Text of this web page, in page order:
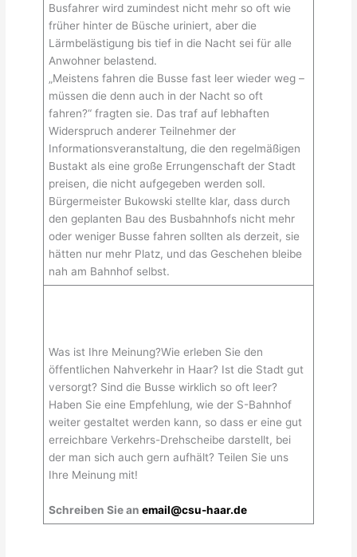
Busfahrer wird zumindest nicht mehr so oft wie
früher hinter de Büsche uriniert, aber die
Lärmbelästigung bis tief in die Nacht sei für alle
Anwohner belastend.
„Meistens fahren die Busse fast leer wieder weg –
müssen die denn auch in der Nacht so oft
fahren?“ fragten sie. Das traf auf lebhaften
Widerspruch anderer Teilnehmer der
Informationsveranstaltung, die den regelmäßigen
Bustakt als eine große Errungenschaft der Stadt
preisen, die nicht aufgegeben werden soll.
Bürgermeister Bukowski stellte klar, dass durch
den geplanten Bau des Busbahnhofs nicht mehr
oder weniger Busse fahren sollten als derzeit, sie
hätten nur mehr Platz, und das Geschehen bleibe
nah am Bahnhof selbst.
Was ist Ihre Meinung?Wie erleben Sie den
öffentlichen Nahverkehr in Haar? Ist die Stadt gut
versorgt? Sind die Busse wirklich so oft leer?
Haben Sie eine Empfehlung, wie der S-Bahnhof
weiter gestaltet werden kann, so dass er eine gut
erreichbare Verkehrs-Drehscheibe darstellt, bei
der man sich auch gern aufhält? Teilen Sie uns
Ihre Meinung mit!
Schreiben Sie anemail@csu-haar.de